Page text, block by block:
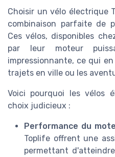
Choisir un vélo électrique
combinaison parfaite de
Ces vélos, disponibles
par leur moteur
impressionnante, ce qui
trajets en ville ou les
Voici pourquoi les vélos
choix judicieux :
Performance du
Toplife offrent une
permettant